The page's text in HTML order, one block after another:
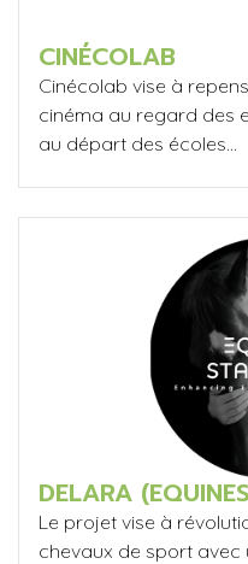
CINÉCOLAB
Cinécolab vise à
cinéma au regard des
au départ des écoles...
DELARA
Le projet vise à
chevaux de sport avec